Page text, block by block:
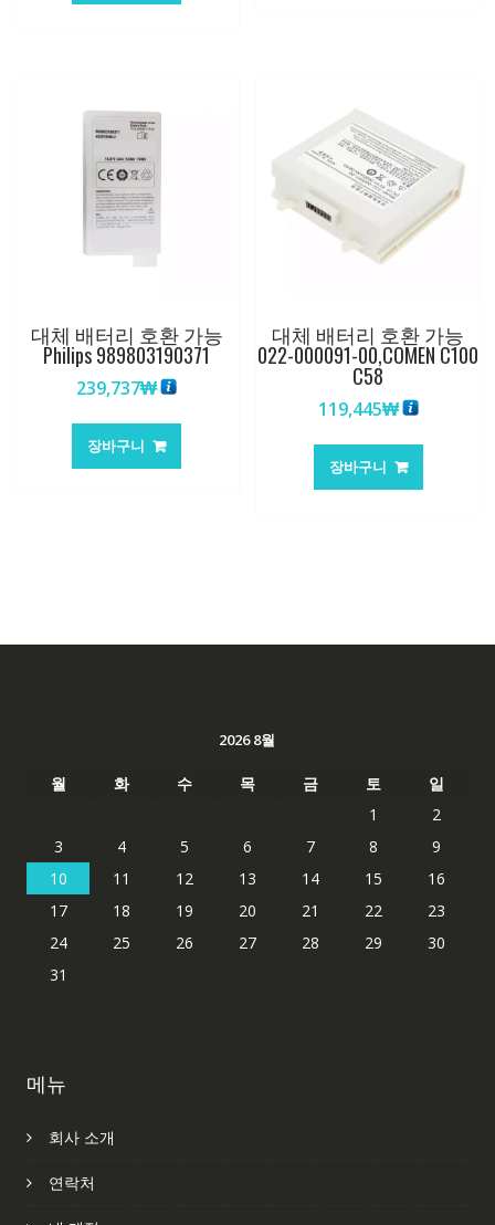
대체 배터리 호환 가능
Philips 989803190371
239,737₩
장바구니
대체 배터리 호환 가능
022-000091-00,COMEN C100
C58
119,445₩
장바구니
2026 8월
월 화 수 목 금 토
일
1
2
3
4 5 6 7 8
9
10
11 12 13 14 15
16
17
18 19 20 21 22
23
24
25 26 27 28 29
30
31
메뉴
회사 소개
연락처